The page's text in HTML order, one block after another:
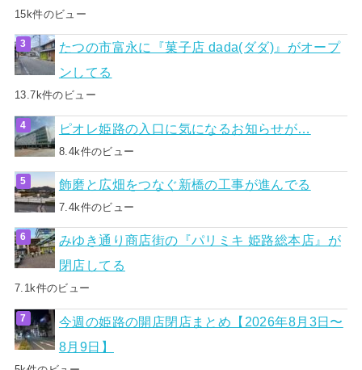
15k件のビュー
たつの市富永に『菓子店 dada(ダダ)』がオープ
ンしてる
13.7k件のビュー
ピオレ姫路の入口に気になるお知らせが…
8.4k件のビュー
飾磨と広畑をつなぐ新橋の工事が進んでる
7.4k件のビュー
みゆき通り商店街の『パリミキ 姫路総本店』が
閉店してる
7.1k件のビュー
今週の姫路の開店閉店まとめ【2026年8月3日〜
8月9日】